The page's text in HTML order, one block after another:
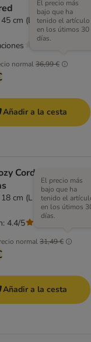
cm (L x An x Al)
normal36,99 €
El precio más
bajo que ha
tenido el artículo
en los útimos 30
días.
Añadir a la cesta
Cord para
cm (L x An x Al)
normal31,49 €
El precio más
bajo que ha
tenido el
en los útimos
días.
4.4/5
Añadir a la cesta